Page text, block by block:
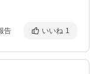
告 いいね 1